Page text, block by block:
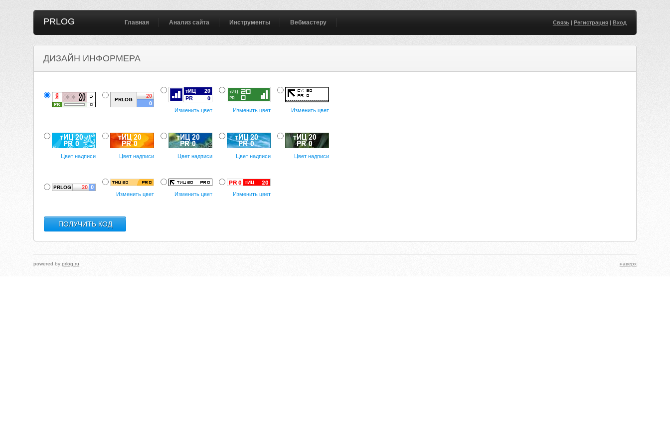
PRLOG Главная Анализ сайта Инструменты Вебмастеру Связь| Регистрация| Вход
ДИЗАЙН ИНФОРМЕРА
Изменить цвет Изменить цвет Изменить цвет
Цвет надписи Цвет надписи Цвет надписи Цвет надписи Цвет надписи
Изменить цвет Изменить цвет Изменить цвет
powered byprlog.ru наверх